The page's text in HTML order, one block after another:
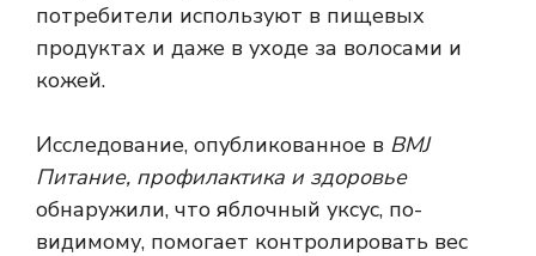
потребители используют в пищевых
продуктах и ​​даже в уходе за волосами и
кожей.
Исследование, опубликованное в BMJ
Питание, профилактика и здоровье
обнаружили, что яблочный уксус, по-
видимому, помогает контролировать вес